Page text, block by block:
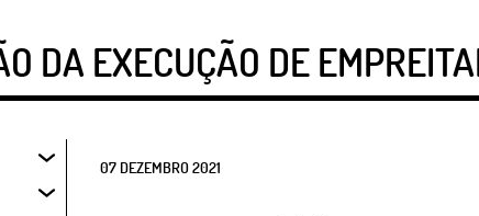
DA EXECUÇÃO DE
07 DEZEMBRO2021